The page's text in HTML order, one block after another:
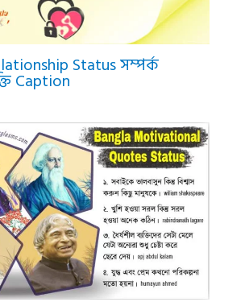
Status সম্পর্ক
Caption